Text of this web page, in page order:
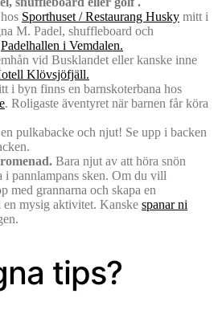
Sporthuset / Restaurang Husky mitt i
M. Padel, shuffleboard och
Padelhallen i Vemdalen.
vid Busklandet eller kanske inne
Klövsjöfjäll.
i byn finns en barnskoterbana hos
. Roligaste äventyret när barnen får köra
pulkabacke och njut! Se upp i backen
Bara njut av att höra snön
i pannlampans sken. Om du vill
med grannarna och skapa en
en mysig aktivitet. Kanske spanar ni
tips?